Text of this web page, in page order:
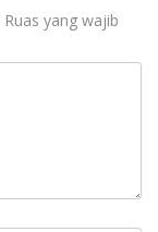
Ruas yang wajib